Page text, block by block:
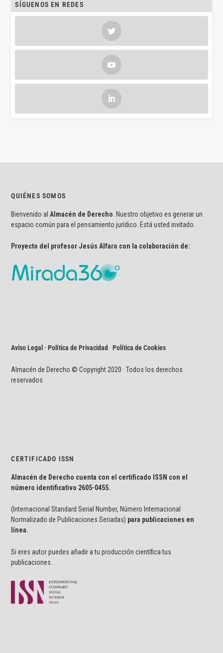
SÍGUENOS EN REDES
QUIÉNES SOMOS
Bienvenido al Almacén de Derecho . Nuestro objetivo es generar un
espacio común para el pensamiento jurídico. Está usted invitado.
Proyecto del profesor Jesús Alfaro con la colaboración de:
Aviso Legal · Política de Privacidad ·Política de Cookies
Almacén de Derecho © Copyright 2020 · Todos los derechos
reservados
CERTIFICADO ISSN
Almacén de Derecho cuenta con el certificado ISSN con el
número identificativo 2605-0455.
(Internacional Standard Serial Number, Número Internacional
Normalizado de Publicaciones Seriadas) para publicaciones en
línea.
Si eres autor puedes añadir a tu producción científica tus
publicaciones.